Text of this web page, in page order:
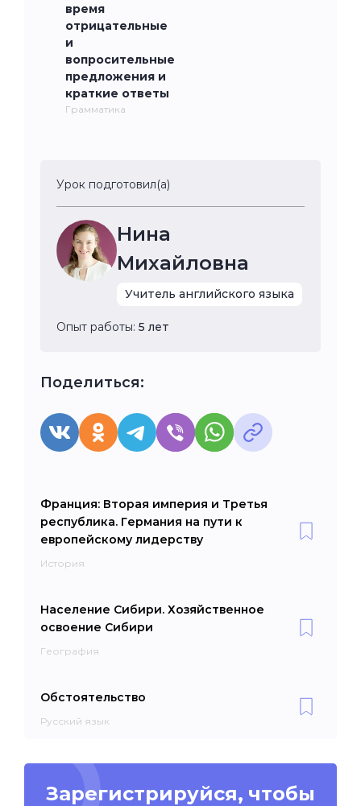
время
отрицательные
и
вопросительные
предложения и
краткие ответы
Грамматика
Урок подготовил(а)
Нина
Михайловна
Учитель английского языка
Опыт работы: 5 лет
Поделиться:
Франция: Вторая империя и Третья
республика. Германия на пути к
европейскому лидерству
История
Население Сибири. Хозяйственное
освоение Сибири
География
Обстоятельство
Русский язык
Зарегистрируйся, чтобы